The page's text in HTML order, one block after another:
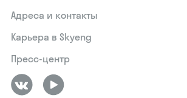
Адреса и контакты
Карьера в Skyeng
Пресс-центр